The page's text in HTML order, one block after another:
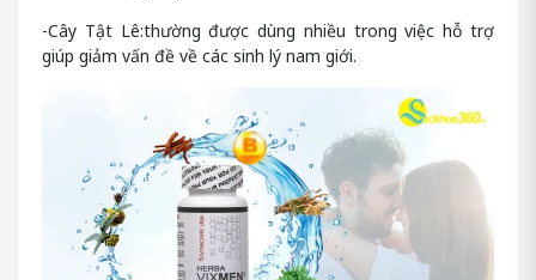
-Cây Tật Lê:thường được dùng nhiều trong việc hỗ trợ
giúp giảm vấn đề về các sinh lý nam giới.